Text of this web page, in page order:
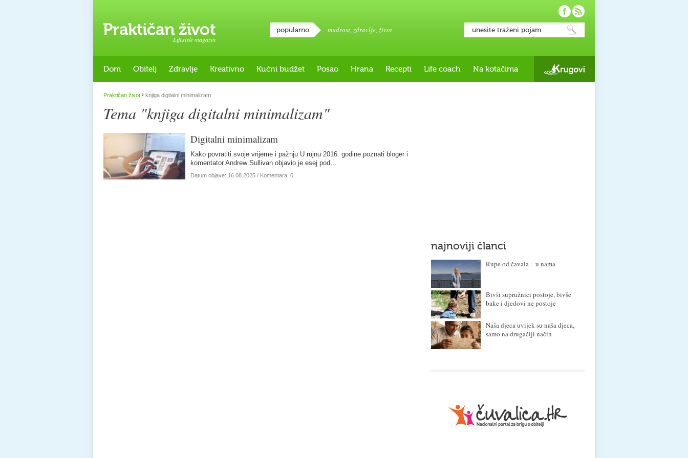
Lifestyle magazin
popularno mudrost, zdravlje, život
Dom Obitelj Zdravlje Kreativno Kućni budžet Posao Hrana Recepti Life coach Na kotačima
Praktičan život › knjiga digitalni minimalizam
Tema "knjiga digitalni minimalizam"
Digitalni minimalizam
Kako povratiti svoje vrijeme i pažnju U rujnu 2016. godine poznati bloger i
komentator Andrew Sullivan objavio je esej pod…
Datum objave: 16.08.2025 / Komentara: 0
najnoviji članci
Rupe od čavala – u nama
Bivši supružnici postoje, bivše
bake i djedovi ne postoje
Naša djeca uvijek su naša djeca,
samo na drugačiji način